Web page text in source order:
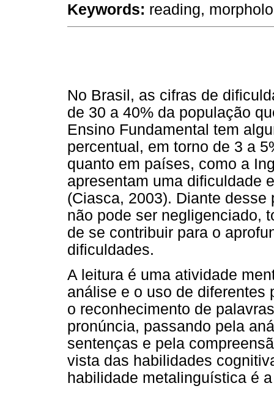
Keywords: reading,
No Brasil, as cifras de
de 30 a 40% da população
Ensino Fundamental tem
percentual, em torno de 3 a
quanto em países, como a
apresentam uma dificuldade
(Ciasca, 2003). Diante
não pode ser negligenciado,
de se contribuir para o
dificuldades.
A leitura é uma atividade
análise e o uso de diferentes
o reconhecimento de
pronúncia, passando pela
sentenças e pela
vista das habilidades
habilidade metalinguística é